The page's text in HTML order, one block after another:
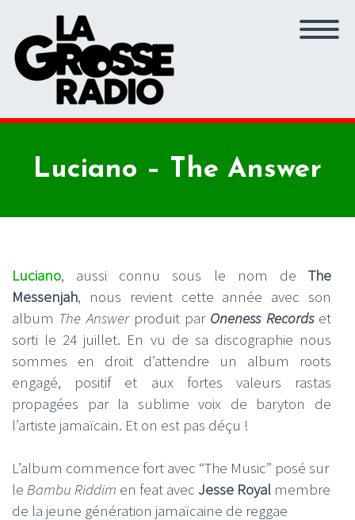
Luciano – The Answer
Luciano, aussi connu sous le nom de The
Messenjah, nous revient cette année avec son
album The Answerproduit par Oneness Recordset
sorti le 24 juillet. En vu de sa discographie nous
sommes en droit d’attendre un album roots
engagé, positif et aux fortes valeurs rastas
propagées par la sublime voix de baryton de
l’artiste jamaïcain. Et on est pas déçu !
L’album commence fort avec “The Music” posé sur
le Bambu Riddim en feat avec Jesse Royal membre
de la jeune génération jamaïcaine de reggae